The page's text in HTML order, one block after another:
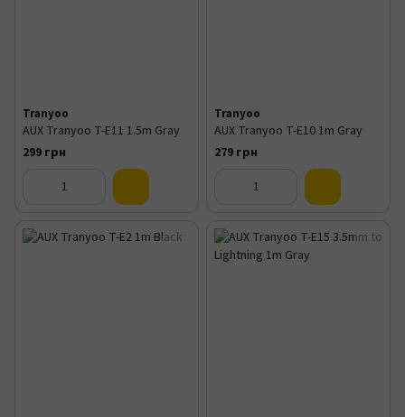
Tranyoo
AUX Tranyoo T-E11 1.5m Gray
299 грн
Tranyoo
AUX Tranyoo T-E10 1m Gray
279 грн